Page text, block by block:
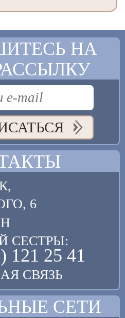
НА
6
СЕСТРЫ:
121 25 41
СВЯЗЬ
СЕТИ